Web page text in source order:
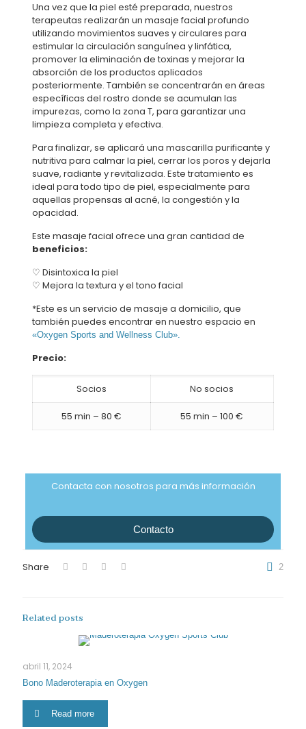
Una vez que la piel esté preparada, nuestros
terapeutas realizarán un masaje facial profundo
utilizando movimientos suaves y circulares para
estimular la circulación sanguínea y linfática,
promover la eliminación de toxinas y mejorar la
absorción de los productos aplicados
posteriormente. También se concentrarán en áreas
específicas del rostro donde se acumulan las
impurezas, como la zona T, para garantizar una
limpieza completa y efectiva.
Para finalizar, se aplicará una mascarilla purificante y
nutritiva para calmar la piel, cerrar los poros y dejarla
suave, radiante y revitalizada. Este tratamiento es
ideal para todo tipo de piel, especialmente para
aquellas propensas al acné, la congestión y la
opacidad.
Este masaje facial ofrece una gran cantidad de
beneficios:
♡ Disintoxica la piel
♡ Mejora la textura y el tono facial
*Este es un servicio de masaje a domicilio, que
también puedes encontrar en nuestro espacio en
«Oxygen Sports and Wellness Club».
Precio:
Socios No socios
55 min – 80 € 55 min – 100 €
Contacta con nosotros para más información
Contacto
Share 2
Related posts
abril 11, 2024
Bono Maderoterapia en Oxygen
Read more